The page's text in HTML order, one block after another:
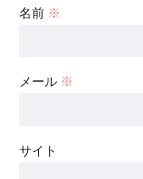
名前 ※
メール ※
サイト